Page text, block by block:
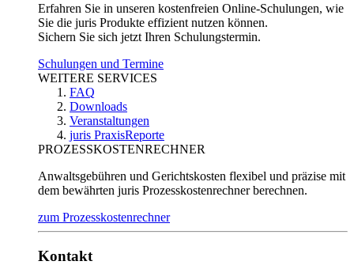
Erfahren Sie in unseren kostenfreien Online-Schulungen, wie
Sie die juris Produkte effizient nutzen können.
Sichern Sie sich jetzt Ihren Schulungstermin.
Schulungen und Termine
WEITERE SERVICES
FAQ
Downloads
Veranstaltungen
juris PraxisReporte
PROZESSKOSTENRECHNER
Anwaltsgebühren und Gerichtskosten flexibel und präzise mit
dem bewährten juris Prozesskostenrechner berechnen.
zum Prozesskostenrechner
Kontakt